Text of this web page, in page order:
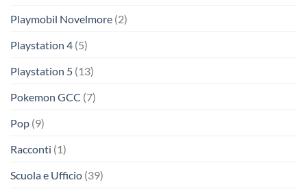
Playmobil Novelmore (2)
Playstation 4 (5)
Playstation 5 (13)
Pokemon GCC (7)
Pop (9)
Racconti (1)
Scuola e Ufficio (39)